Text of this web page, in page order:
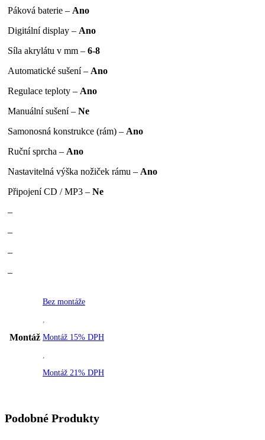
Páková baterie – Ano
Digitální display – Ano
Síla akrylátu v mm – 6-8
Automatické sušení – Ano
Regulace teploty – Ano
Manuální sušení – Ne
Samonosná konstrukce (rám) – Ano
Ruční sprcha – Ano
Nastavitelná výška nožiček rámu – Ano
Připojení CD / MP3 – Ne
–
–
–
–
Montáž
Bez montáže
,
Montáž 15% DPH
,
Montáž 21% DPH
Podobné Produkty